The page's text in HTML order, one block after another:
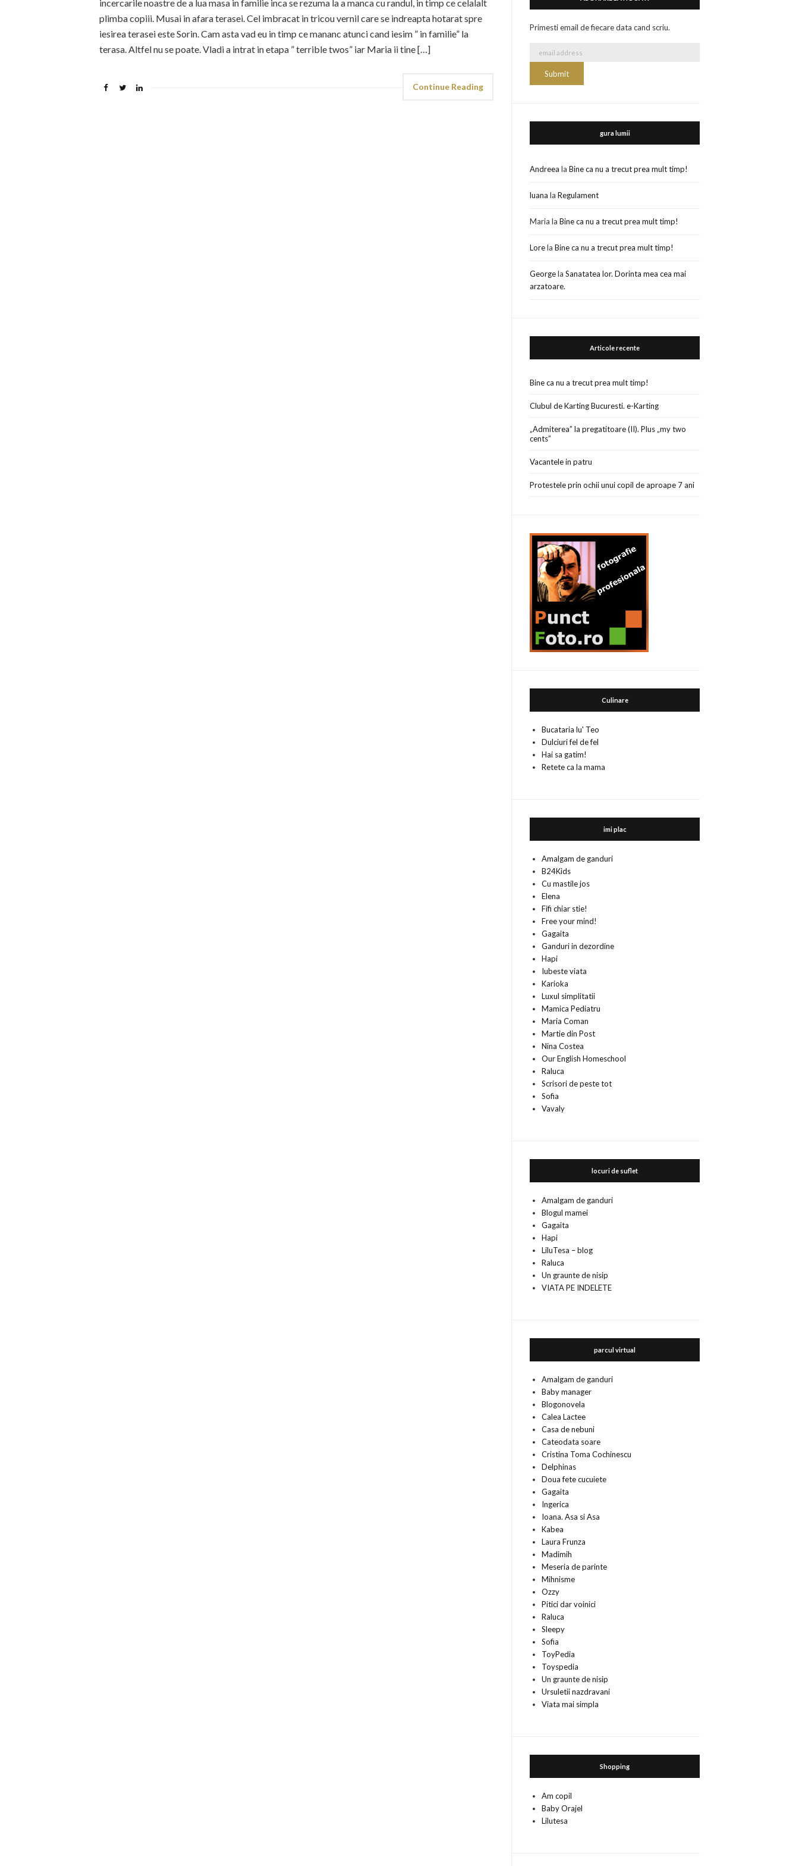
incercarile noastre de a lua masa in familie inca se rezuma la a manca cu randul, in timp ce celalalt
plimba copiii. Musai in afara terasei. Cel imbracat in tricou vernil care se indreapta hotarat spre
iesirea terasei este Sorin. Cam asta vad eu in timp ce mananc atunci cand iesim ” in familie” la
terasa. Altfel nu se poate. Vladi a intrat in etapa ” terrible twos” iar Maria ii tine […]
Continue Reading
Primesti email de fiecare data cand scriu.
gura lumii
Andreea laBine ca nu a trecut prea mult timp!
luana laRegulament
Maria laBine ca nu a trecut prea mult timp!
LorelaBine ca nu a trecut prea mult timp!
GeorgelaSanatatea lor. Dorinta mea cea mai
arzatoare.
Articole recente
Bine ca nu a trecut prea mult timp!
Clubul de Karting Bucuresti. e-Karting
„Admiterea” la pregatitoare (II). Plus „my two
cents”
Vacantele in patru
Protestele prin ochii unui copil de aproape 7 ani
Culinare
Bucataria lu' Teo
Dulciuri fel de fel
Hai sa gatim!
Retete ca la mama
imi plac
Amalgam de ganduri
B24Kids
Cu mastile jos
Elena
Fifi chiar stie!
Free your mind!
Gagaita
Ganduri in dezordine
Hapi
Iubeste viata
Karioka
Luxul simplitatii
Mamica Pediatru
Maria Coman
Martie din Post
Nina Costea
Our English Homeschool
Raluca
Scrisori de peste tot
Sofia
Vavaly
locuri de suflet
Amalgam de ganduri
Blogul mamei
Gagaita
Hapi
LiluTesa – blog
Raluca
Un graunte de nisip
VIATA PE INDELETE
parcul virtual
Amalgam de ganduri
Baby manager
Blogonovela
Calea Lactee
Casa de nebuni
Cateodata soare
Cristina Toma Cochinescu
Delphinas
Doua fete cucuiete
Gagaita
Ingerica
Ioana. Asa si Asa
Kabea
Laura Frunza
Madimih
Meseria de parinte
Mihnisme
Ozzy
Pitici dar voinici
Raluca
Sleepy
Sofia
ToyPedia
Toyspedia
Un graunte de nisip
Ursuletii nazdravani
Viata mai simpla
Shopping
Am copil
Baby Orajel
Lilutesa